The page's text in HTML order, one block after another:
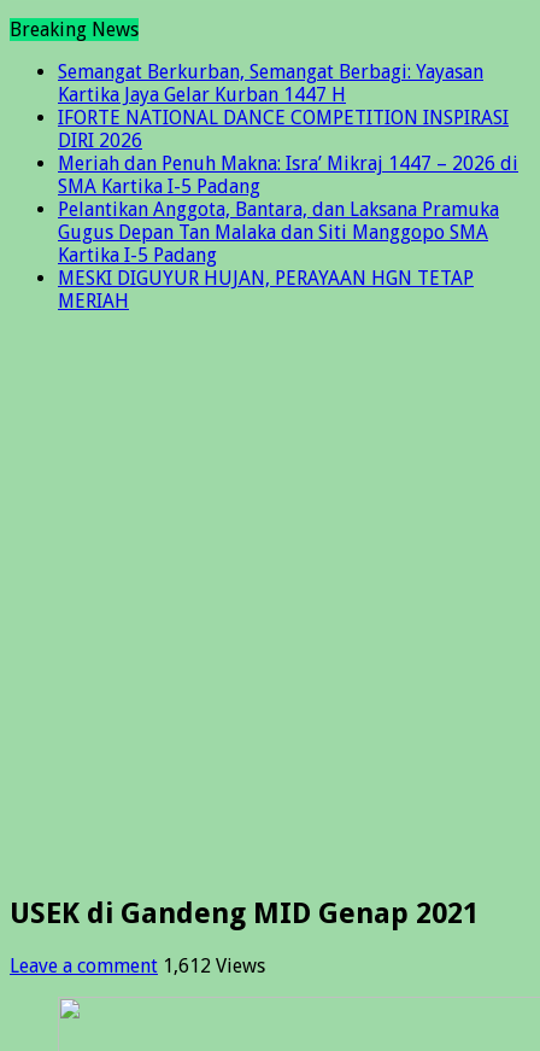
Breaking News
Semangat Berkurban, Semangat Berbagi: Yayasan
Kartika Jaya Gelar Kurban 1447 H
IFORTE NATIONAL DANCE COMPETITION INSPIRASI
DIRI 2026
Meriah dan Penuh Makna: Isra’ Mikraj 1447 – 2026 di
SMA Kartika I-5 Padang
Pelantikan Anggota, Bantara, dan Laksana Pramuka
Gugus Depan Tan Malaka dan Siti Manggopo SMA
Kartika I-5 Padang
MESKI DIGUYUR HUJAN, PERAYAAN HGN TETAP
MERIAH
USEK di Gandeng MID Genap 2021
Leave a comment 1,612 Views